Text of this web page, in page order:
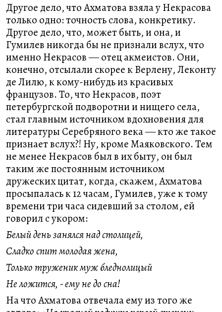
Другое дело, что Ахматова взяла у Некрасова
только одно: точность слова, конкретику.
Другое дело, что, может быть, и она, и
Гумилев никогда бы не признали вслух, что
именно Некрасов ― отец акмеистов. Они,
конечно, отсылали скорее к Верлену, Леконту
де Лилю, к кому-нибудь из красивых
французов. То, что Некрасов, поэт
петербургской подворотни и нищего села,
стал главным источником вдохновения для
литературы Серебряного века ― кто же такое
признает вслух?! Ну, кроме Маяковского. Тем
не менее Некрасов был в их быту, он был
таким же постоянным источником
дружеских цитат, когда, скажем, Ахматова
просыпалась к 12 часам, Гумилев, уже к тому
времени три часа сидевший за столом, ей
говорил с укором:
Белый день занялся над столицей,
Сладко спит молодая жена,
Только труженик муж бледнолицый
Не ложится, - ему не до сна!
На что Ахматова отвечала ему из того же